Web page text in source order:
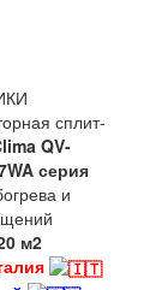
сплит-
QV-
серия
и
м2